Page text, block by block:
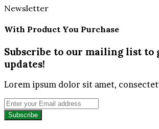
Newsletter
With Product You Purchase
Subscribe to our mailing list to
updates!
Lorem ipsum dolor sit amet,
Enter
your
Email